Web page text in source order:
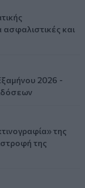
και
2026 -
της
της